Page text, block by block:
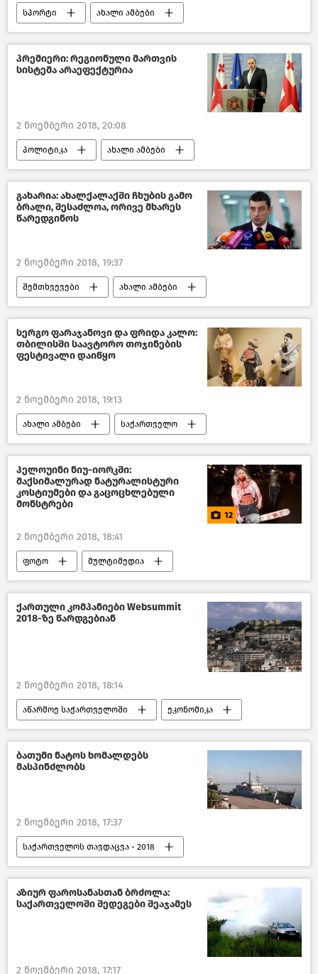
სპორტი ახალი ამბები
საქართველო
პრემიერი: რეგიონული მართვის
სისტემა არაეფექტურია
2 ნოემბერი 2018, 20:08
პოლიტიკა ახალი ამბები
საქართველო
გახარია: ახალქალაქში ჩხუბის გამო
ბრალი, შესაძლოა, ორივე მხარეს
წარედგინოს
2 ნოემბერი 2018, 19:37
შემთხვევები ახალი ამბები
საქართველო
სერგო ფარაჯანოვი და ფრიდა კალო:
თბილისში საავტორო თოჯინების
ფესტივალი დაიწყო
2 ნოემბერი 2018, 19:13
ახალი ამბები საქართველო
კულტურა საქართველოში
ჰელოუინი ნიუ-იორკში:
მაქსიმალურად ნატურალისტური
კოსტიუმები და გაცოცხლებული
მონსტრები
12
2 ნოემბერი 2018, 18:41
ფოტო მულტიმედია
მსოფლიოს ახალი ამბები
ქართული კომპანიები Websummit
2018-ზე წარდგებიან
2 ნოემბერი 2018, 18:14
აწარმოე საქართველოში ეკონომიკა
ახალი ამბები საქართველო
ბათუმი ნატოს ხომალდებს
მასპინძლობს
2 ნოემბერი 2018, 17:37
საქართველოს თავდაცვა - 2018
პოლიტიკა საქართველო
აზიურ ფაროსანასთან ბრძოლა:
საქართველოში შედეგები შეაჯამეს
2 ნოემბერი 2018, 17:17